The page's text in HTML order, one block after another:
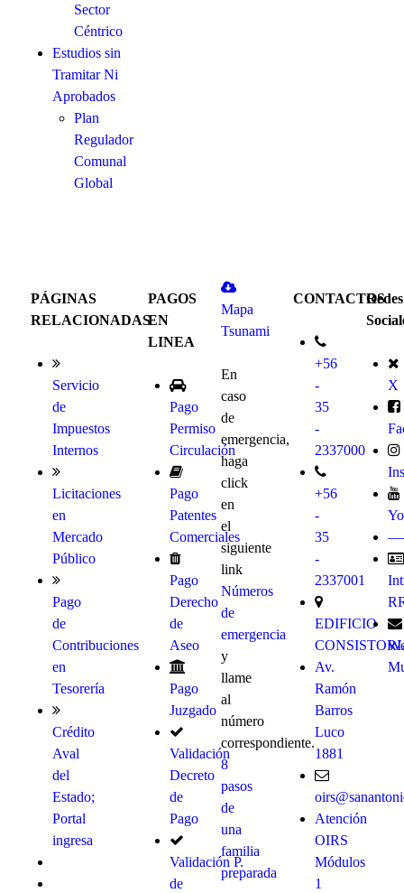
Sector
Céntrico
Estudios sin
Tramitar Ni
Aprobados
Plan
Regulador
Comunal
Global
PÁGINAS
RELACIONADAS
Servicio
de
Impuestos
Internos
Licitaciones
en
Mercado
Público
Pago
de
Contribuciones
en
Tesorería
Crédito
Aval
del
Estado;
Portal
ingresa
PAGOS
EN
LINEA
Pago
Permiso
Circulación
Pago
Patentes
Comerciales
Pago
Derecho
de
Aseo
Pago
Juzgado
Validación
Decreto
de
Pago
Validación P.
de
Mapa
Tsunami
En
caso
de
emergencia,
haga
click
en
el
siguiente
link
Números
de
emergencia
y
llame
al
número
correspondiente.
8
pasos
de
una
familia
preparada
CONTACTOS
+56
-
35
-
2337000
+56
-
35
-
2337001
EDIFICIO
Av.
Ramón
Barros
Luco
1881
Atención
OIRS
Módulos
1
Redes
X